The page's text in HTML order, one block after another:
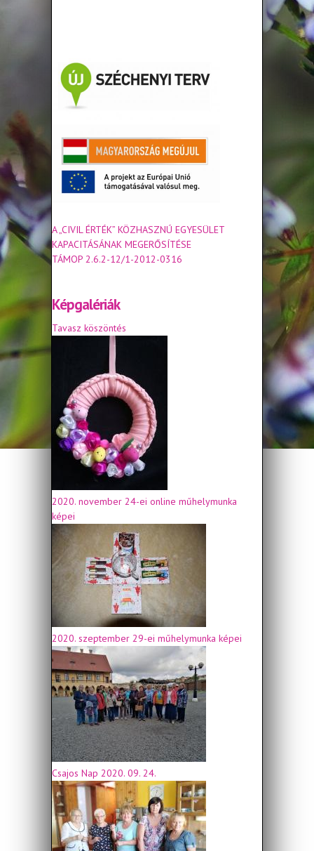
A „CIVIL ÉRTÉK” KÖZHASZNÚ EGYESÜLET
KAPACITÁSÁNAK MEGERŐSÍTÉSE
TÁMOP 2.6.2-12/1-2012-0316
Képgalériák
Tavasz köszöntés
2020. november 24-ei online műhelymunka
képei
2020. szeptember 29-ei műhelymunka képei
Csajos Nap 2020. 09. 24.